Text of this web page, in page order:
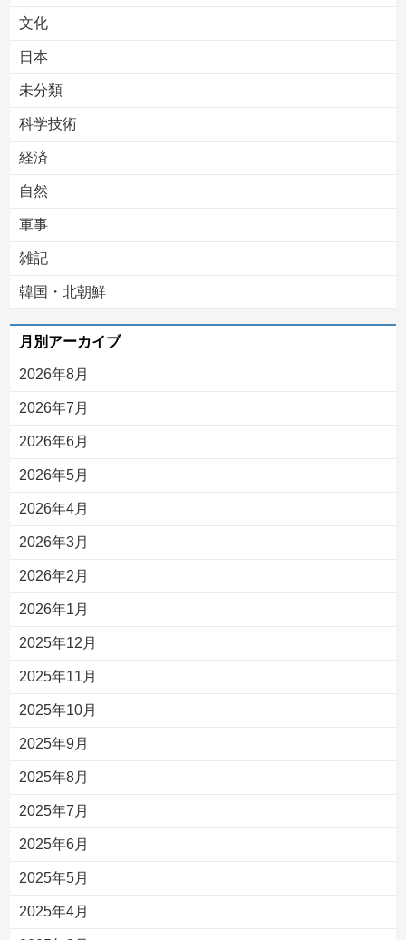
文化
日本
未分類
科学技術
経済
自然
軍事
雑記
韓国・北朝鮮
月別アーカイブ
2026年8月
2026年7月
2026年6月
2026年5月
2026年4月
2026年3月
2026年2月
2026年1月
2025年12月
2025年11月
2025年10月
2025年9月
2025年8月
2025年7月
2025年6月
2025年5月
2025年4月